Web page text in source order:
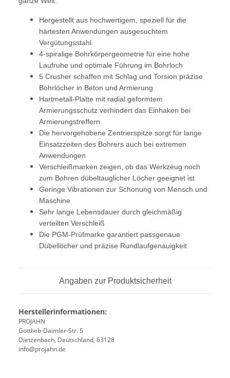
Hergestellt aus hochwertigem, speziell für die
härtesten Anwendungen ausgesuchtem
Vergütungsstahl.
4-spiralige Bohrkörpergeometrie für eine hohe
Laufruhe und optimale Führung im Bohrloch
5 Crusher schaffen mit Schlag und Torsion präzise
Bohrlöcher in Beton und Armierung
Hartmetall-Platte mit radial geformtem
Armierungsschutz verhindert das Einhaken bei
Armierungstreffern
Die hervorgehobene Zentrierspitze sorgt für lange
Einsatzzeiten des Bohrers auch bei extremen
Anwendungen
Verschleißmarken zeigen, ob das Werkzeug noch
zum Bohren dübeltauglicher Löcher geeignet ist
Geringe Vibrationen zur Schonung von Mensch und
Maschine
Sehr lange Lebensdauer durch gleichmäßig
verteilten Verschleiß
Die PGM-Prüfmarke garantiert passgenaue
Dübellöcher und präzise Rundlaufgenauigkeit
Angaben zur Produktsicherheit
Herstellerinformationen:
PROJAHN
Gottlieb-Daimler-Str. 5
Dietzenbach, Deutschland, 63128
info@projahn.de